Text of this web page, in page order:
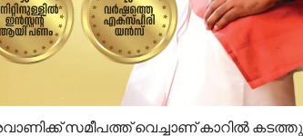
സമീപത്ത് വെച്ചാണ് കാറില്‍